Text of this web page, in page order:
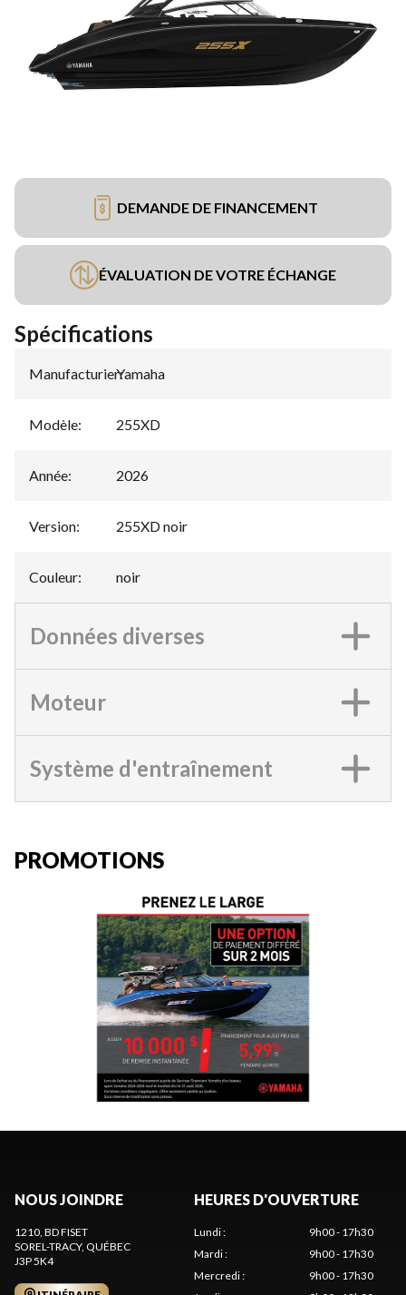
DEMANDE DE FINANCEMENT
ÉVALUATION DE VOTRE ÉCHANGE
Spécifications
Manufacturier:
Yamaha
Modèle: 255XD
Année: 2026
Version: 255XD noir
Couleur: noir
Données diverses
Moteur
Système d'entraînement
PROMOTIONS
NOUS JOINDRE
1210, BD FISET
SOREL-TRACY, QUÉBEC
J3P 5K4
HEURES D'OUVERTURE
Lundi:
9h00 - 17h30
Mardi:
9h00 - 17h30
Mercredi:
9h00 - 17h30